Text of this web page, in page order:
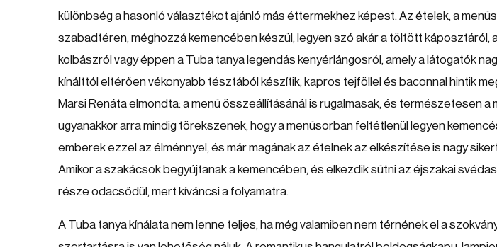
különbség a hasonló választékot ajánló más éttermekhez képest. Az ételek, a
szabadtéren, méghozzá kemencében készül, legyen szó akár a töltött káposztáról,
kolbászról vagy éppen a Tuba tanya legendás kenyérlángosról, amely a látogatók
kínálttól eltérően vékonyabb tésztából készítik, kapros tejföllel és baconnal hintik
Marsi Renáta elmondta: a menü összeállításánál is rugalmasak, és természetesen a
ugyanakkor arra mindig törekszenek, hogy a menüsorban feltétlenül legyen
emberek ezzel az élménnyel, és már magának az ételnek az elkészítése is nagy
Amikor a szakácsok begyújtanak a kemencében, és elkezdik sütni az éjszakai
része odacsődül, mert kíváncsi a folyamatra.
A Tuba tanya kínálata nem lenne teljes, ha még valamiben nem térnének el a